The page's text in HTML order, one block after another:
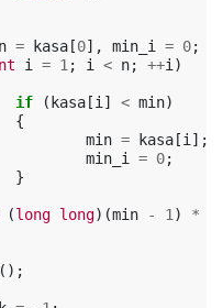
= kasa [0], min_i = 0;
i = 1 ; i < n; ++i )
if
( kasa [i ] < min)
{
min = kasa [i ];
min_i
= 0;
}
(long long)(min - 1 ) *
();